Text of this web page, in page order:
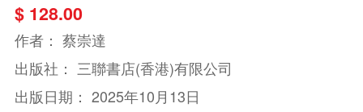
$ 128.00
作者： 蔡崇達
出版社： 三聯書店(香港)有限公司
出版日期： 2025年10月13日